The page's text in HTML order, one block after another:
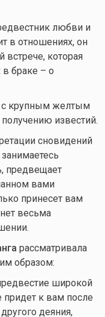
любви и
в отношениях, он
встрече, которая
в браке – о
с крупным желтым
получению известий.
сновидений
предвещает
вами
принесет вам
весьма
рассматривала
образом:
широкой
придет к вам после
деяния,